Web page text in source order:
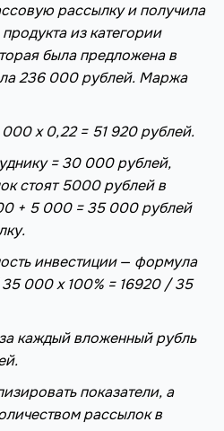
рассылку и получила
из категории
была предложена в
236 000 рублей. Маржа
х 0,22 = 51 920 рублей.
= 30 000 рублей,
стоят 5000 рублей в
+ 5 000 = 35 000 рублей
инвестиции— формула
000 х 100% = 16920 / 35
каждый вложенный рубль
показатели, а
рассылок в